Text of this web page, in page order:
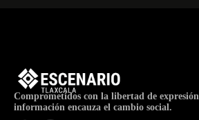
Comprometidos con la libertad de
información encauza el cambio social.